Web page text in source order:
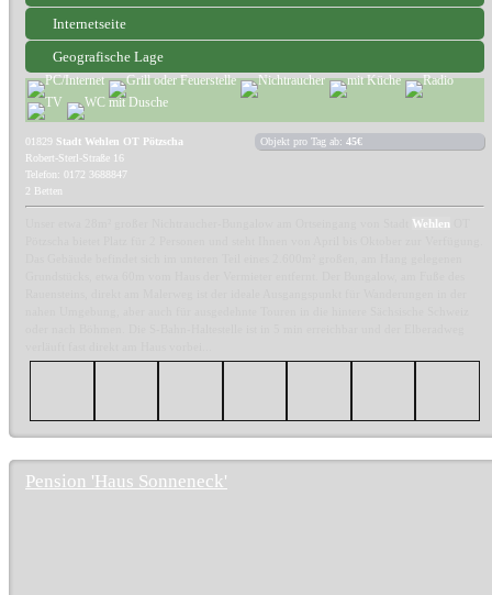
Internetseite
Geografische Lage
01829 Stadt Wehlen OT Pötzscha
Robert-Sterl-Straße 16
Telefon: 0172 3688847
2 Betten
Objekt pro Tag ab: 45€
Wehlen
Pension 'Haus Sonneneck'